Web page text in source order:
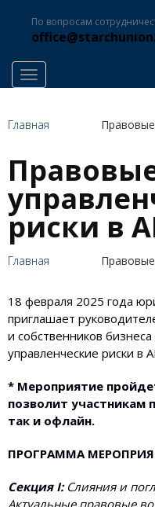
По вопросам
Toggle navigation
Главная
риски в
Главная
18 февраля 2025 года
приглашает
и собственников
управленческие риски в
* Мероприятие
позволит участникам
так и офлайн.
ПРОГРАММА
Секция I:Слияния и
Актуальные правовые